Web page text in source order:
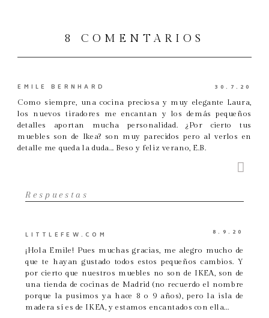
8 COMENTARIOS
EMILE BERNHARD
30.7.20
Como siempre, una cocina preciosa y muy elegante Laura,
los nuevos tiradores me encantan y los demás pequeños
detalles aportan mucha personalidad. ¿Por cierto tus
muebles son de Ikea? son muy parecidos pero al verlos en
detalle me queda la duda... Beso y feliz verano, E.B.
Respuestas
LITTLEFEW.COM
8.9.20
¡Hola Emile! Pues muchas gracias, me alegro mucho de
que te hayan gustado todos estos pequeños cambios. Y
por cierto que nuestros muebles no son de IKEA, son de
una tienda de cocinas de Madrid (no recuerdo el nombre
porque la pusimos ya hace 8 o 9 años), pero la isla de
madera sí es de IKEA, y estamos encantados con ella...